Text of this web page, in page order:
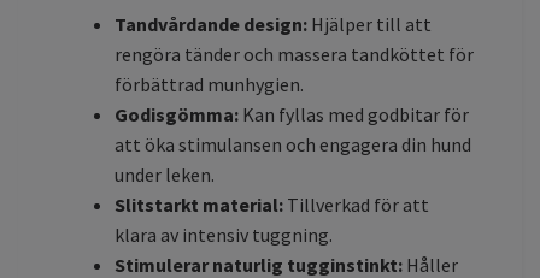
Tandvårdande design: Hjälper till att
rengöra tänder och massera tandköttet för
förbättrad munhygien.
Godisgömma: Kan fyllas med godbitar för
att öka stimulansen och engagera din hund
under leken.
Slitstarkt material: Tillverkad för att
klara av intensiv tuggning.
Stimulerar naturlig tugginstinkt: Håller